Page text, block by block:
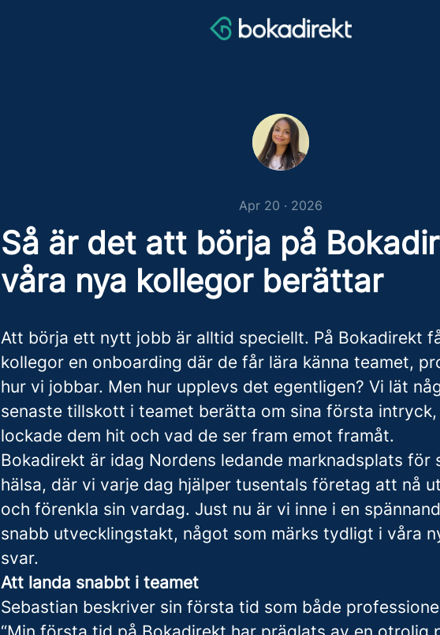
Apr 20 · 2026
Så är det att börja på
våra nya kollegor berättar
Att börja ett nytt jobb är alltid speciellt. På Bokadirekt
kollegor en onboarding där de får lära känna teamet,
hur vi jobbar. Men hur upplevs det egentligen? Vi lät
senaste tillskott i teamet berätta om sina första intryck,
lockade dem hit och vad de ser fram emot framåt.
Bokadirekt är idag Nordens ledande marknadsplats för
hälsa, där vi varje dag hjälper tusentals företag att nå
och förenkla sin vardag. Just nu är vi inne i en
snabb utvecklingstakt, något som märks tydligt i våra
svar.
Att landa snabbt i teamet
Sebastian beskriver sin första tid som både